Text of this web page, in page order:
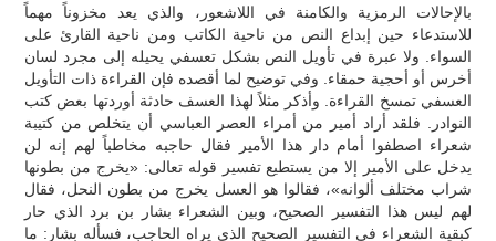
بالإحالات الرمزية والكامنة في اللاشعور، والذي يعد مخزوناً مهماً
للاستدعاء حين إبداع النص من ناحية الكاتب ومن ناحية القارئ على
السواء. ولا عبرة في تأويل النص بشكل تعسفي يحيله إلى مجرد لسان
أخرس أو أحجية حمقاء. وفي توضيح لما أقصده فإن القراءة ذات التأويل
العسفي تمسخ القراءة. وأذكر مثلاً لهذا العسف حادثة أوردتها بعض كتب
النوادر. فلقد أراد أمير من أمراء العصر العباسي أن يتخلص من كتيبة
شعراء اصطفوا أمام دار هذا الأمير فقال حاجبه مخاطباً لهم إنه لن
يدخل على الأمير إلا من يستطيع تفسير قوله تعالى: «يخرج من بطونها
شراب مختلف ألوانه»، فقالوا هو العسل يخرج من بطون النحل، فقال
لهم ليس هذا التفسير الصحيح، وبين الشعراء بشار بن برد الذي حار
كبقية الشعراء في التفسير الصحيح الذي يراه الحاجب، فسأله بشار: ما